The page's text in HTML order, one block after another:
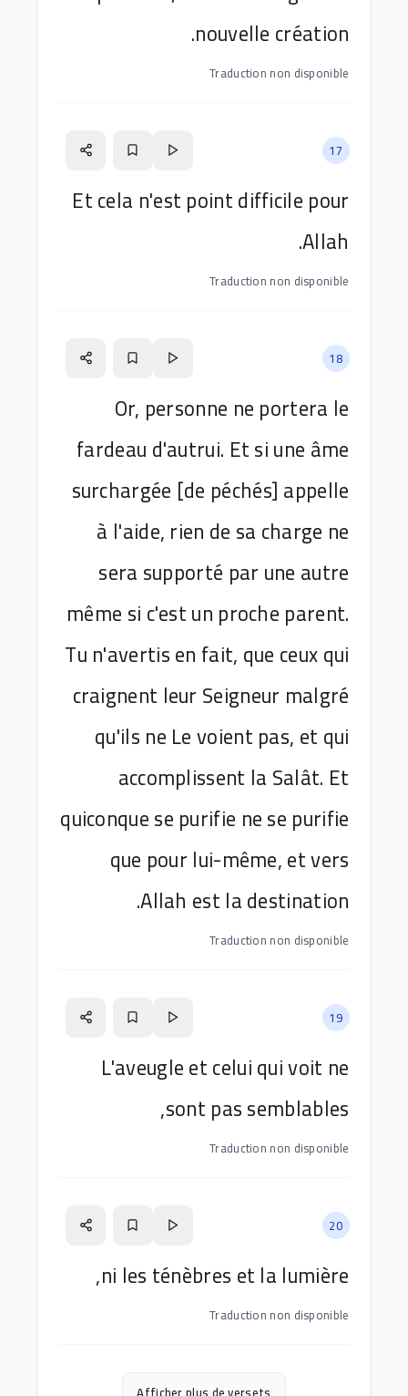
nouvelle création.
Traduction non disponible
17
Et cela n'est point difficile pour
Allah.
Traduction non disponible
18
Or, personne ne portera le
fardeau d'autrui. Et si une âme
surchargée [de péchés] appelle
à l'aide, rien de sa charge ne
sera supporté par une autre
même si c'est un proche parent.
Tu n'avertis en fait, que ceux qui
craignent leur Seigneur malgré
qu'ils ne Le voient pas, et qui
accomplissent la Salât. Et
quiconque se purifie ne se purifie
que pour lui-même, et vers
Allah est la destination.
Traduction non disponible
19
L'aveugle et celui qui voit ne
sont pas semblables,
Traduction non disponible
20
ni les ténèbres et la lumière,
Traduction non disponible